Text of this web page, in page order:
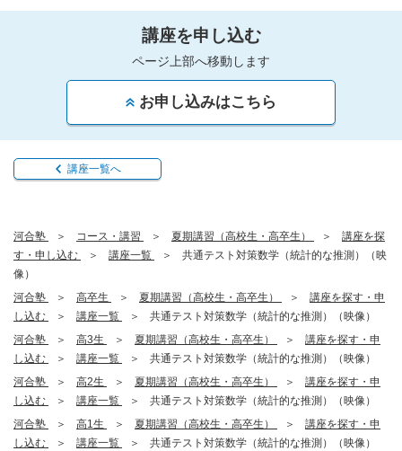
講座を申し込む
ページ上部へ移動します
お申し込みはこちら
講座一覧へ
河合塾 コース・講習 夏期講習（高校生・高卒生）
講座を探
す・申し込む
講座一覧
共通テスト対策数学（統計的な推測）（映
像）
河合塾
高卒生 夏期講習（高校生・高卒生）
講座を探す・申
し込む
講座一覧
共通テスト対策数学（統計的な推測）（映像）
河合塾
高3生 夏期講習（高校生・高卒生）
講座を探す・申
し込む
講座一覧
共通テスト対策数学（統計的な推測）（映像）
河合塾
高2生 夏期講習（高校生・高卒生）
講座を探す・申
し込む
講座一覧
共通テスト対策数学（統計的な推測）（映像）
河合塾
高1生 夏期講習（高校生・高卒生）
講座を探す・申
し込む
講座一覧
共通テスト対策数学（統計的な推測）（映像）